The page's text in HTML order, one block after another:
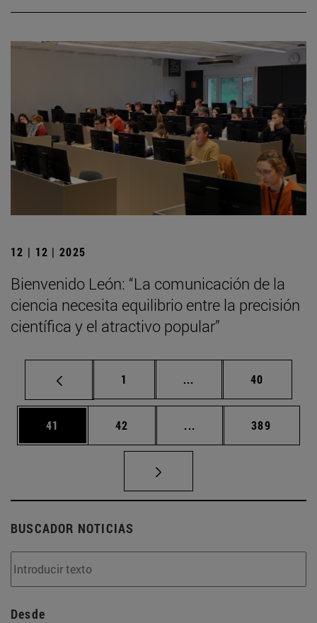
12 | 12 | 2025
Bienvenido León: “La comunicación de la
ciencia necesita equilibrio entre la precisión
científica y el atractivo popular”
Página
1 ... Páginas intermedias
Página
40
Página
41 Página
42 ... Páginas intermedias
Página
389
BUSCADOR NOTICIAS
Desde